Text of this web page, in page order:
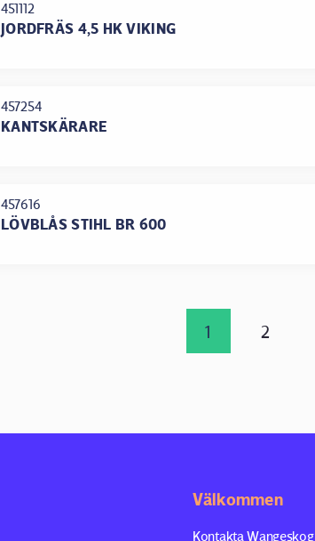
451112
JORDFRÄS 4,5 HK VIKING
457254
KANTSKÄRARE
457616
LÖVBLÅS STIHL BR 600
1 2
Välkommen
Kontakta Wangeskog